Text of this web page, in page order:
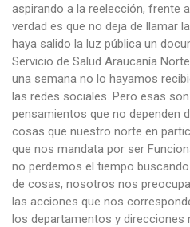
aspirando a la reelección, frente
verdad es que no deja de llamar
haya salido la luz pública un
Servicio de Salud Araucanía
una semana no lo hayamos
las redes sociales. Pero esas
pensamientos que no dependen
cosas que nuestro norte en
que nos mandata por ser
no perdemos el tiempo
de cosas, nosotros nos
las acciones que nos
los departamentos y direcciones